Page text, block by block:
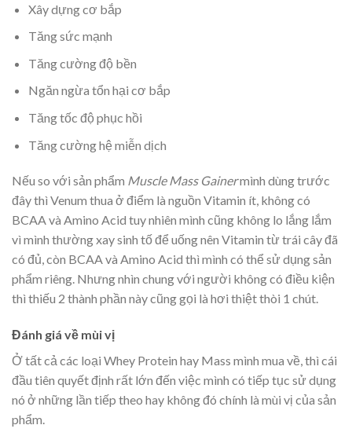
Xây dựng cơ bắp
Tăng sức mạnh
Tăng cường độ bền
Ngăn ngừa tổn hại cơ bắp
Tăng tốc độ phục hồi
Tăng cường hệ miễn dịch
Nếu so với sản phẩm Muscle Mass Gainermình dùng trước
đây thì Venum thua ở điểm là nguồn Vitamin ít, không có
BCAA và Amino Acid tuy nhiên mình cũng không lo lắng lắm
vì mình thường xay sinh tố để uống nên Vitamin từ trái cây đã
có đủ, còn BCAA và Amino Acid thì mình có thể sử dụng sản
phẩm riêng. Nhưng nhìn chung với người không có điều kiện
thì thiếu 2 thành phần này cũng gọi là hơi thiệt thòi 1 chút.
Đánh giá về mùi vị
Ở tất cả các loại Whey Protein hay Mass mình mua về, thì cái
đầu tiên quyết định rất lớn đến việc mình có tiếp tục sử dụng
nó ở những lần tiếp theo hay không đó chính là mùi vị của sản
phẩm.